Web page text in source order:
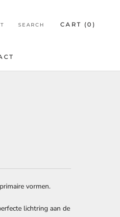
SEARCH CART (0 )
vormen.
lichtring aan de